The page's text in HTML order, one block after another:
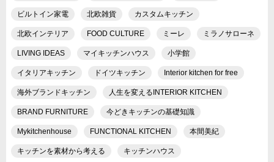
ビルトイン家電 北欧雑貨 カスタムキッチン
北欧インテリア FOOD CULTURE ミーレ ミラノサローネ
LIVING IDEAS マイキッチンハウス 小学館
イタリアキッチン ドイツキッチン Interior kitchen for free
海外ブランドキッチン 人生を変えるINTERIOR KITCHEN
BRAND FURNITURE 今どきキッチンの基礎知識
Mykitchenhouse FUNCTIONAL KITCHEN 本間美紀
キッチンを素材から考える キッチンハウス